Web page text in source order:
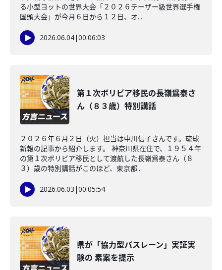
る小型ヨットの世界大会「２０２６テーザー級世界選手権
国頭大会」が今月６日から１２日、オ...
2026.06.04|00:06:03
第１次ボリビア移民の長嶺爲泰さ
ん（８３歳）特別講話
２０２６年６月２日（火）担当は中川信子さんです。琉球
新報の記事から紹介します。 神奈川県在住で、１９５４年
の第１次ボリビア移民として渡航した長嶺爲泰さん（８
３）歳の特別講話がこのほど、東京都...
2026.06.03 |00:05:54
県が「協力型バスレーン」実証実
験の 素案を提示